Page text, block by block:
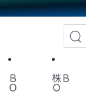
Ｂ
Ｏ
株Ｂ
Ｏ